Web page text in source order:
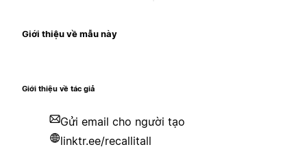
Giới thiệu về mẫu này
Giới thiệu về tác giả
Gửi email cho người tạo
linktr.ee/recallitall